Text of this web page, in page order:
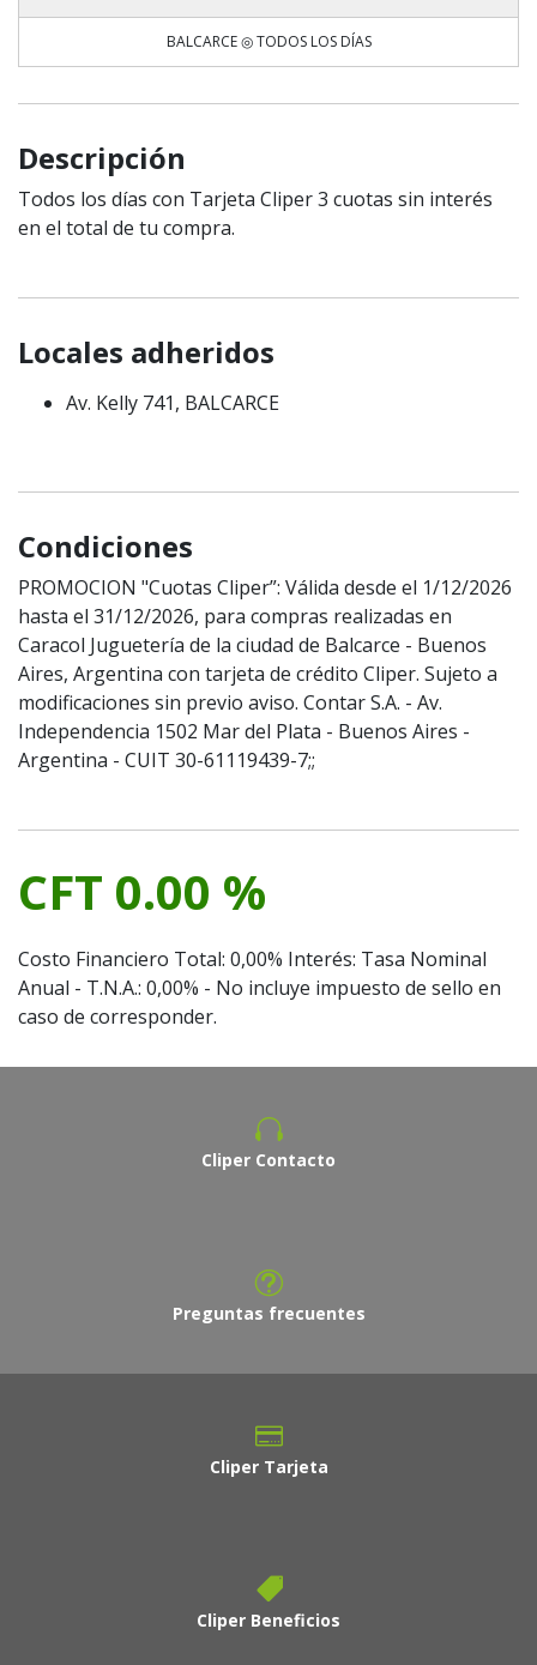
BALCARCE ◎ TODOS LOS DÍAS
Descripción
Todos los días con Tarjeta Cliper 3 cuotas sin interés
en el total de tu compra.
Locales adheridos
Av. Kelly 741, BALCARCE
Condiciones
PROMOCION "Cuotas Cliper”: Válida desde el 1/12/2026
hasta el 31/12/2026, para compras realizadas en
Caracol Juguetería de la ciudad de Balcarce - Buenos
Aires, Argentina con tarjeta de crédito Cliper. Sujeto a
modificaciones sin previo aviso. Contar S.A. - Av.
Independencia 1502 Mar del Plata - Buenos Aires -
Argentina - CUIT 30-61119439-7;;
CFT 0.00 %
Costo Financiero Total: 0,00% Interés: Tasa Nominal
Anual - T.N.A.: 0,00% - No incluye impuesto de sello en
caso de corresponder.
Cliper Contacto
Preguntas frecuentes
Cliper Tarjeta
Cliper Beneficios